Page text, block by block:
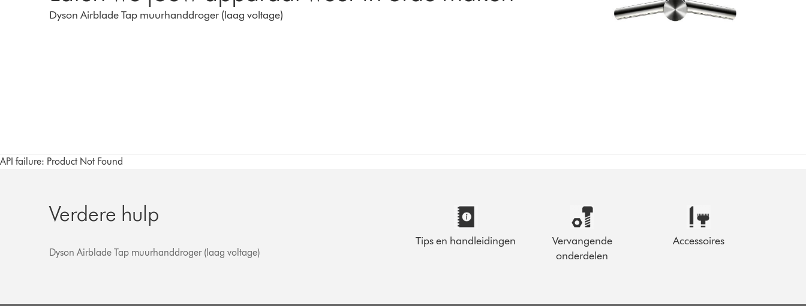
Dyson Airblade Tap muurhanddroger (laag voltage)
API failure: Product Not Found
Verdere hulp
Dyson Airblade Tap muurhanddroger (laag voltage)
Tips en handleidingen
Vervangende
onderdelen
Accessoires